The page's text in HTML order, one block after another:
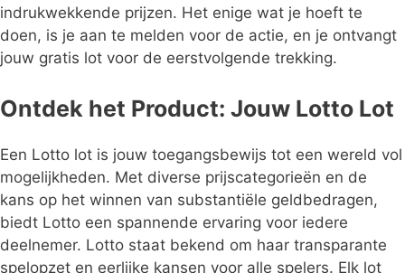
indrukwekkende prijzen. Het enige wat je hoeft te
doen, is je aan te melden voor de actie, en je ontvangt
jouw gratis lot voor de eerstvolgende trekking.
Ontdek het Product: Jouw Lotto Lot
Een Lotto lot is jouw toegangsbewijs tot een wereld vol
mogelijkheden. Met diverse prijscategorieën en de
kans op het winnen van substantiële geldbedragen,
biedt Lotto een spannende ervaring voor iedere
deelnemer. Lotto staat bekend om haar transparante
spelopzet en eerlijke kansen voor alle spelers. Elk lot